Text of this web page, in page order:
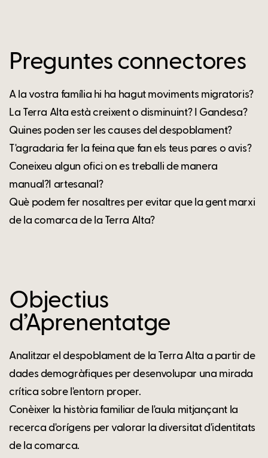
Preguntes connectores
A la vostra família hi ha hagut moviments migratoris?
La Terra Alta està creixent o disminuint? I Gandesa?
Quines poden ser les causes del despoblament?
T'agradaria fer la feina que fan els teus pares o avis?
Coneixeu algun ofici on es treballi de manera
manual?I artesanal?
Què podem fer nosaltres per evitar que la gent marxi
de la comarca de la Terra Alta?
Objectius
d’Aprenentatge
Analitzar el despoblament de la Terra Alta a partir de
dades demogràfiques per desenvolupar una mirada
crítica sobre l'entorn proper.
Conèixer la història familiar de l'aula mitjançant la
recerca d'orígens per valorar la diversitat d'identitats
de la comarca.